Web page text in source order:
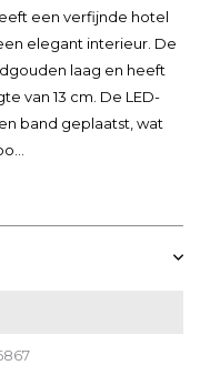
een verfijnde hotel
elegant interieur. De
laag en heeft
van 13 cm. De LED-
band geplaatst, wat